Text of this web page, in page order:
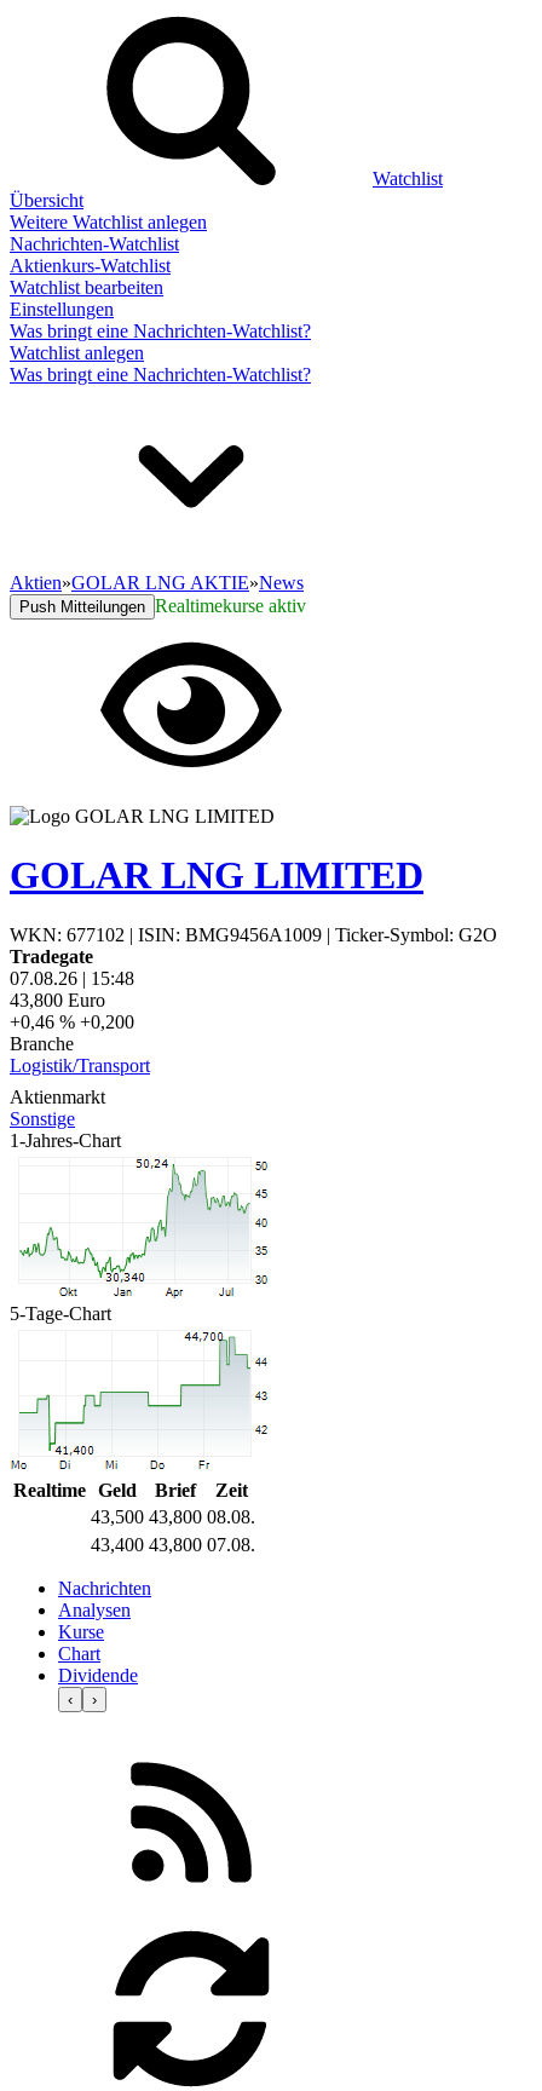
Watchlist
Übersicht
Weitere Watchlist anlegen
Nachrichten-Watchlist
Aktienkurs-Watchlist
Watchlist bearbeiten
Einstellungen
Was bringt eine Nachrichten-Watchlist?
Watchlist anlegen
Was bringt eine Nachrichten-Watchlist?
Aktien»GOLAR LNG AKTIE»News
Push Mitteilungen Realtimekurse aktiv
GOLAR LNG LIMITED
WKN: 677102 | ISIN: BMG9456A1009 | Ticker-Symbol: G2O
Tradegate
07.08.26 | 15:48
43,800 Euro
+0,46 % +0,200
Branche
Logistik/Transport
Aktienmarkt
Sonstige
1-Jahres-Chart
5-Tage-Chart
Realtime Geld Brief
Zeit
43,500 43,800 08.08.
43,400 43,800 07.08.
Nachrichten
Analysen
Kurse
Chart
Dividende
‹ ›